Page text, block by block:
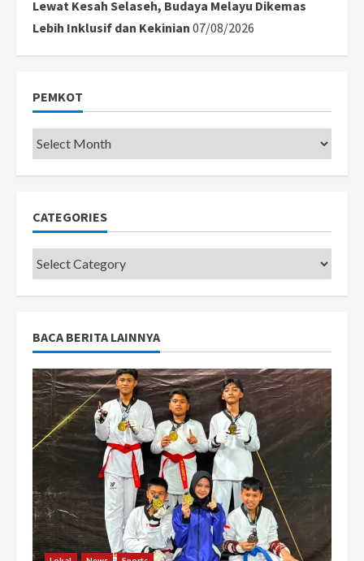
Lewat Kesah Selaseh, Budaya Melayu Dikemas
Lebih Inklusif dan Kekinian 07/08/2026
PEMKOT
Pemkot
CATEGORIES
Categories
BACA BERITA LAINNYA